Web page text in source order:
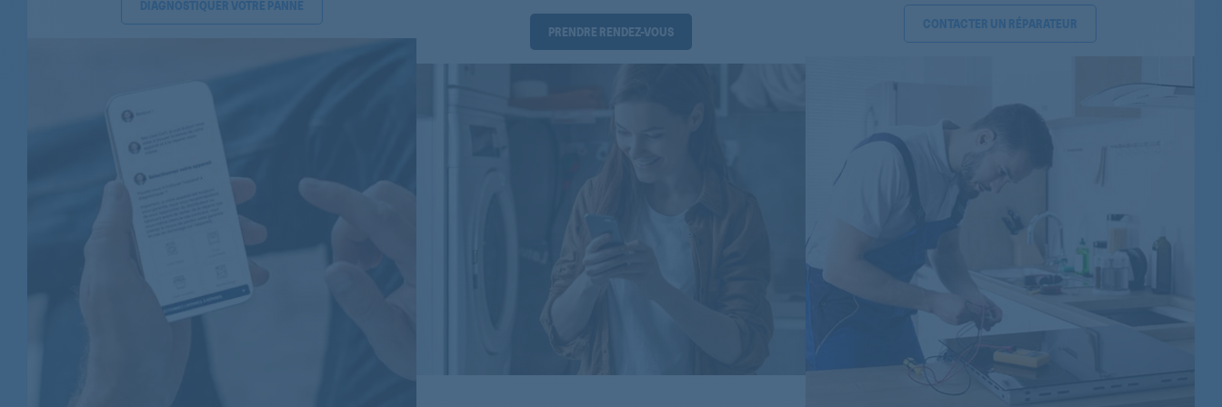
630 LAVATHERM
607627071
LAVATHERM5200W2 607628171
PRENDRE RENDEZ-VOUS
DIAGNOSTIQUER VOTRE PANNE
CONTACTER UN RÉPARATEUR